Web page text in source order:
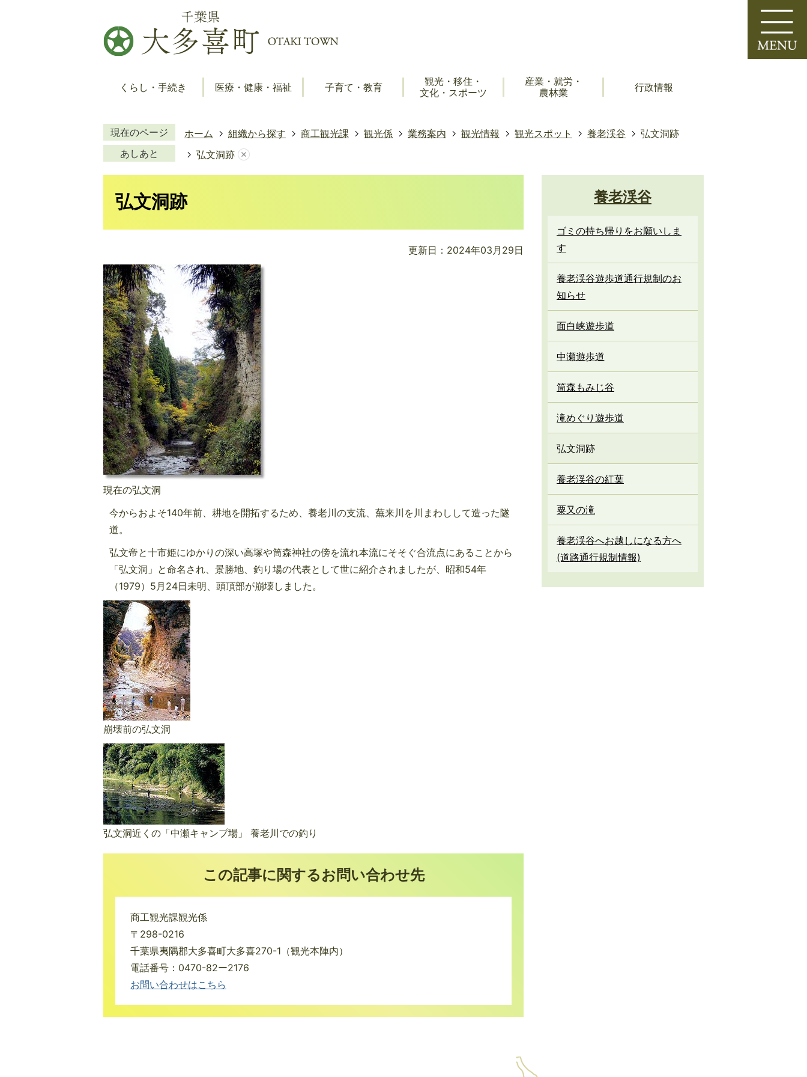
くらし・手続き 医療・健康・福祉 子育て・教育
観光・移住・
文化・スポーツ
産業・就労・
農林業
行政情報
現在のページ ホーム 組織から探す 商工観光課 観光係 業務案内 観光情報 観光スポット 養老渓谷
弘文洞跡
あしあと
弘文洞跡
弘文洞跡
更新日：2024年03月29日
現在の弘文洞
今からおよそ140年前、耕地を開拓するため、養老川の支流、蕪来川を川まわしして造った隧
道。
弘文帝と十市姫にゆかりの深い高塚や筒森神社の傍を流れ本流にそそぐ合流点にあることから
「弘文洞」と命名され、景勝地、釣り場の代表として世に紹介されましたが、昭和54年
（1979）5月24日未明、頭頂部が崩壊しました。
崩壊前の弘文洞
弘文洞近くの「中瀬キャンプ場」 養老川での釣り
この記事に関するお問い合わせ先
商工観光課観光係
〒298-0216
千葉県夷隅郡大多喜町大多喜270-1（観光本陣内）
電話番号：0470-82ー2176
お問い合わせはこちら
養老渓谷
ゴミの持ち帰りをお願いしま
す
養老渓谷遊歩道通行規制のお
知らせ
面白峡遊歩道
中瀬遊歩道
筒森もみじ谷
滝めぐり遊歩道
弘文洞跡
養老渓谷の紅葉
粟又の滝
養老渓谷へお越しになる方へ
(道路通行規制情報)